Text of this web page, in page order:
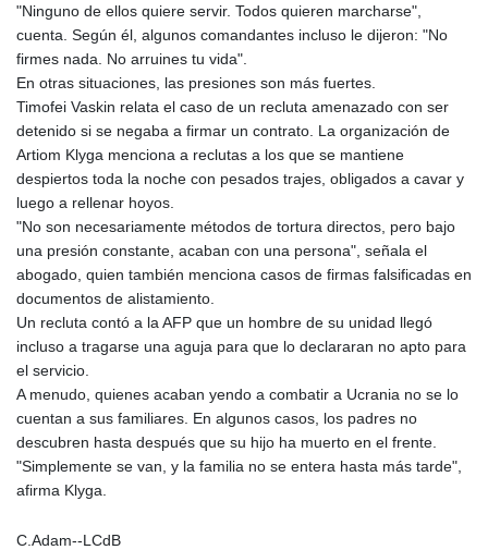
RWF 1695.516834
SAR 4.329547
SBD 9.325255
SCR 17.016079
SDG 694.270285
SEK 10.959668
SGD 1.478986
SLE 28.426733
SRD 43.779826
STD 23930.227936
STN 24.507895
SZL 18.728709
THB 38.135438
TMT 4.05813
TND 3.387359
TRY 55.169782
TTD 7.815382
"Ninguno de ellos quiere servir. Todos quieren marcharse",
cuenta. Según él, algunos comandantes incluso le dijeron: "No
firmes nada. No arruines tu vida".
En otras situaciones, las presiones son más fuertes.
Timofei Vaskin relata el caso de un recluta amenazado con ser
detenido si se negaba a firmar un contrato. La organización de
Artiom Klyga menciona a reclutas a los que se mantiene
despiertos toda la noche con pesados trajes, obligados a cavar y
luego a rellenar hoyos.
"No son necesariamente métodos de tortura directos, pero bajo
una presión constante, acaban con una persona", señala el
abogado, quien también menciona casos de firmas falsificadas en
documentos de alistamiento.
Un recluta contó a la AFP que un hombre de su unidad llegó
incluso a tragarse una aguja para que lo declararan no apto para
el servicio.
A menudo, quienes acaban yendo a combatir a Ucrania no se lo
cuentan a sus familiares. En algunos casos, los padres no
descubren hasta después que su hijo ha muerto en el frente.
"Simplemente se van, y la familia no se entera hasta más tarde",
afirma Klyga.
C.Adam--LCdB